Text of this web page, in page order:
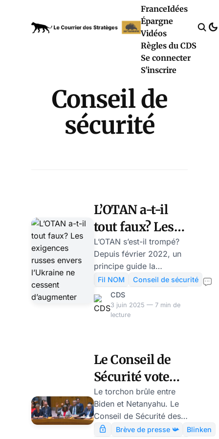
FranceIdées
Épargne
Vidéos
Règles du CDS
Se connecter
S'inscrire
Conseil de
sécurité
L’OTAN a-t-il
tout faux? Les
exigences
russes envers
l’Ukraine ne
cessent
d’augmenter
L’OTAN s’est-il trompé?
Depuis février 2022, un
principe guide la
politique des Etats-Unis
et de leurs alliés
concernant l’Ukraine: il
faut faire durer la guerre
de Vladimir Poutine soit
renversé. L’attaque
contre les aéroports
militaires russes de
dimanche relève de cette
logique: il s’agissait, si
l’on en croit les
Fil NOM
Conseil de sécurité
CDS
3 juin 2025 — 7 min de
lecture
Le Conseil de
Sécurité vote
une demande
de cessez-le-
feu: les USA
Le torchon brûle entre
Biden et Netanyahu. Le
Conseil de Sécurité des
Nations-Unies vient de
Brève de presse 📯
Blinken